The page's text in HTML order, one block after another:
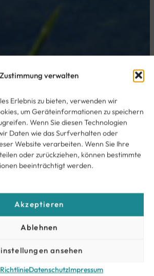
Zustimmung verwalten
Erlebnis zu bieten, verwenden wir
um Geräteinformationen zu speichern
Wenn Sie diesen Technologien
Daten wie das Surfverhalten oder
Website verarbeiten. Wenn Sie Ihre
oder zurückziehen, können bestimmte
beeinträchtigt werden.
Akzeptieren
Ablehnen
ansehen
DatenschutzImpressum